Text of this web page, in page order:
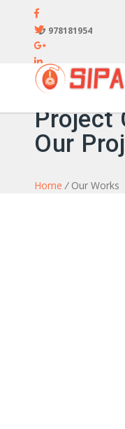
978181954
Project
Our
Home /Our Works